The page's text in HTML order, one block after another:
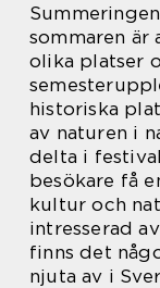
sommaren
olika platser
historiska
av naturen i
delta i
besökare få
kultur och
intresserad
finns det
njuta av i